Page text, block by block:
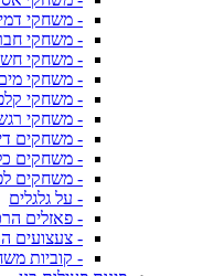
- משחקי
- משחקי
- משחקי
- משחקי
- משחקי
- משחקי
- משחקים
- משחקים
- משחקים
- על גלגלים
- פאזלים
- צעצועים
- קוביות